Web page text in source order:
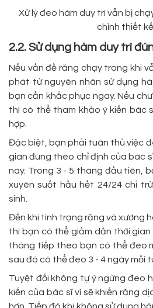
Xử lý đeo hàm duy trì vẫn bị
chỉnh thiết
2.2. Sử dụng hàm duy trì
Nếu vấn đề răng chạy trong khi
phát từ nguyên nhân sử dụng
bạn cần khắc phục ngay. Nếu
thì có thể tham khảo ý kiến bác
hợp.
Đặc biệt, bạn phải tuân thủ việc
gian đúng theo chỉ định của bác
này. Trong 3 - 5 tháng đầu tiên,
xuyên suốt hầu hết 24/24 chỉ
sinh.
Đến khi tình trạng răng và xương
thì bạn có thể giảm dần thời
tháng tiếp theo bạn có thể đeo
sau đó có thể đeo 3 - 4 ngày mỗi
Tuyệt đối không tự ý ngừng đeo
kiến của bác sĩ vì sẽ khiến răng